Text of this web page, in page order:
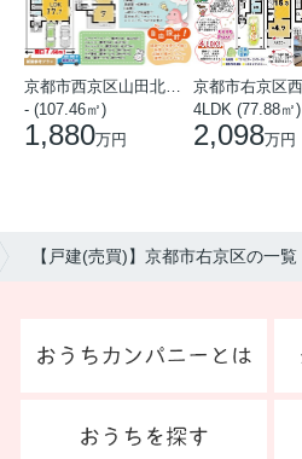
- (107.46㎡)
1,880万円
4LDK (77.88㎡)
2,098万円
【戸建(売買)】京都市右京区の一覧